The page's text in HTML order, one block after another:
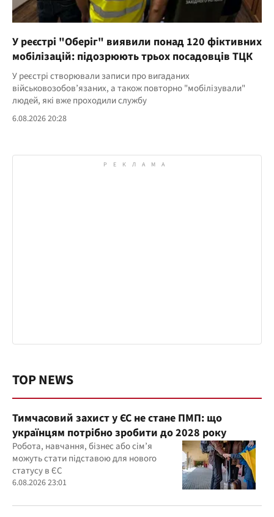
У реєстрі "Оберіг" виявили понад 120 фіктивних
мобілізацій: підозрюють трьох посадовців ТЦК
У реєстрі створювали записи про вигаданих
військовозобов’язаних, а також повторно "мобілізували"
людей, які вже проходили службу
6.08.2026 20:28
TOP NEWS
Тимчасовий захист у ЄС не стане ПМП: що
українцям потрібно зробити до 2028 року
Робота, навчання, бізнес або сім’я
можуть стати підставою для нового
статусу в ЄС
6.08.2026 23:01